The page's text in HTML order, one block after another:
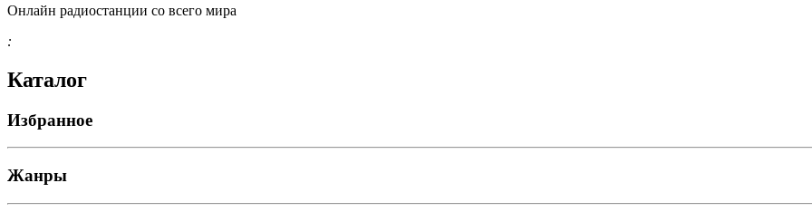
Онлайн радиостанции со всего мира
:
Каталог
Избранное
Жанры